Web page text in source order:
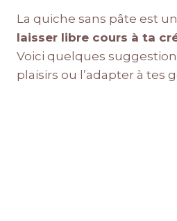
La quiche sans pâte est
laisser libre cours à ta
Voici quelques
plaisirs ou l’adapter à tes